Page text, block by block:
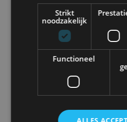
Chevrolet Citroën
Strikt
noodzakelijk
Functioneel